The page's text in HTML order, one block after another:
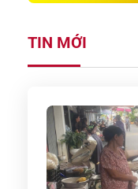
TIN MỚI